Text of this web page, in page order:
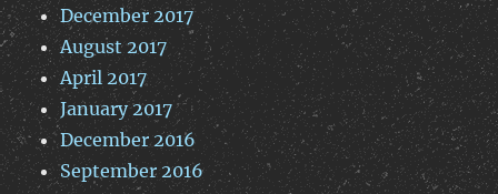
December 2017
August 2017
April 2017
January 2017
December 2016
September 2016